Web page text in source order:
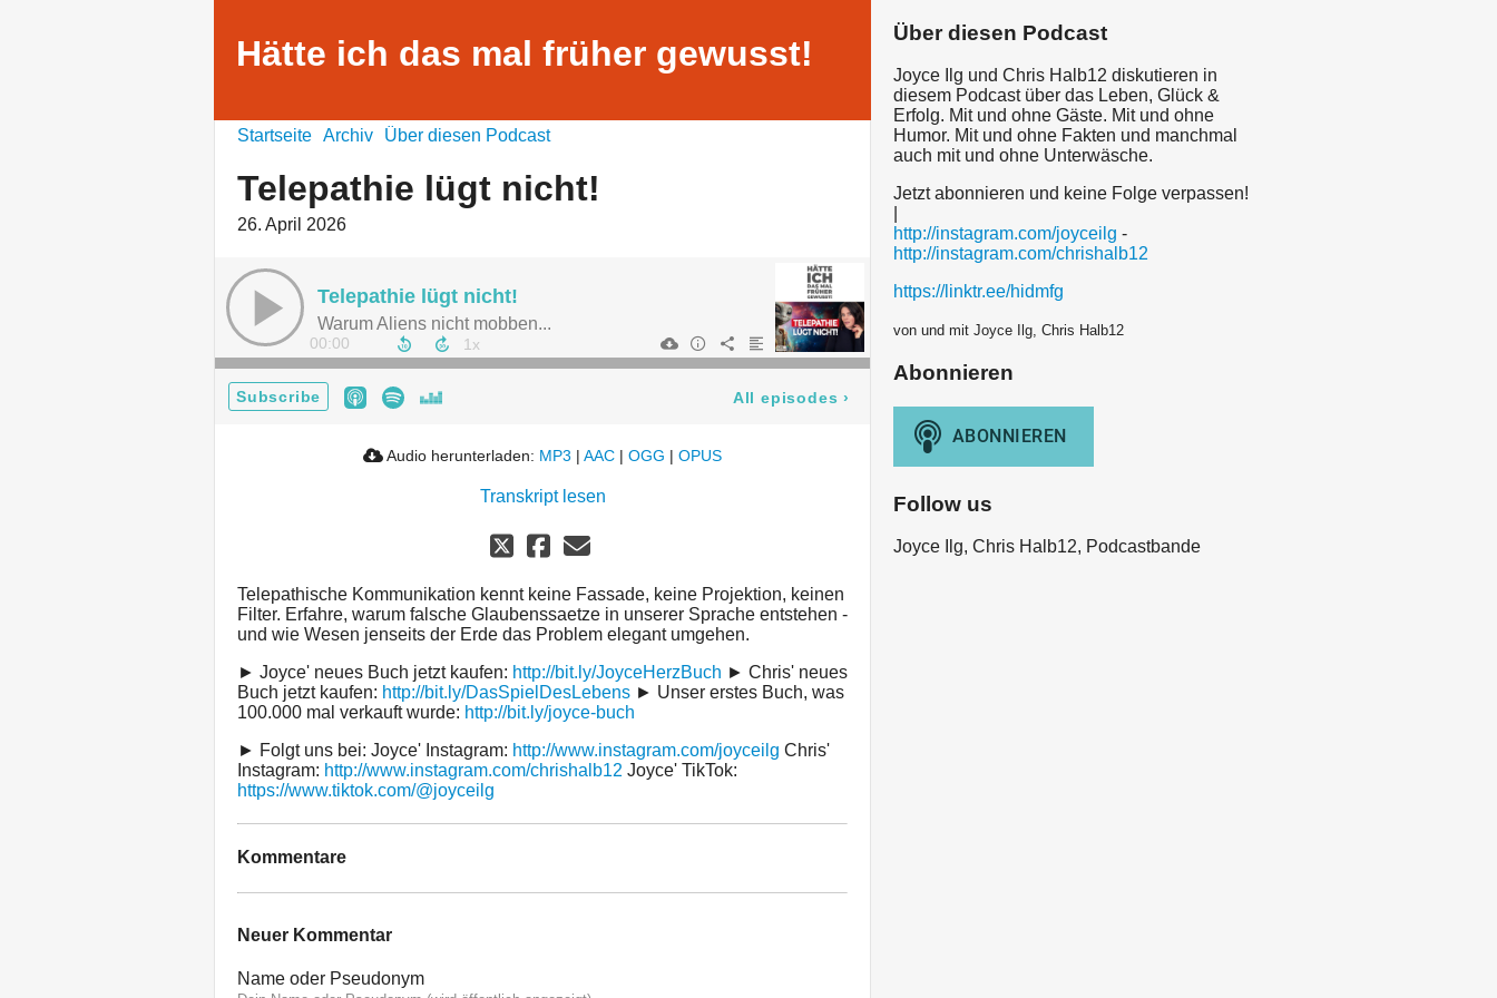
Hätte ich das mal früher gewusst!
Startseite Archiv Über diesen Podcast
Telepathie lügt nicht!
26. April 2026
Telepathie lügt nicht!
Warum Aliens nicht mobben...
00:00
Subscribe All episodes ›
Audio herunterladen: MP3 | AAC | OGG | OPUS
Transkript lesen
Telepathische Kommunikation kennt keine Fassade, keine Projektion, keinen
Filter. Erfahre, warum falsche Glaubenssaetze in unserer Sprache entstehen -
und wie Wesen jenseits der Erde das Problem elegant umgehen.
► Joyce' neues Buch jetzt kaufen: http://bit.ly/JoyceHerzBuch ► Chris' neues
Buch jetzt kaufen: http://bit.ly/DasSpielDesLebens ► Unser erstes Buch, was
100.000 mal verkauft wurde: http://bit.ly/joyce-buch
► Folgt uns bei: Joyce' Instagram: http://www.instagram.com/joyceilg Chris'
Instagram: http://www.instagram.com/chrishalb12 Joyce' TikTok:
https://www.tiktok.com/@joyceilg
Kommentare
Neuer Kommentar
Name oder Pseudonym
Über diesen Podcast
Joyce Ilg und Chris Halb12 diskutieren in
diesem Podcast über das Leben, Glück &
Erfolg. Mit und ohne Gäste. Mit und ohne
Humor. Mit und ohne Fakten und manchmal
auch mit und ohne Unterwäsche.
Jetzt abonnieren und keine Folge verpassen!
http://instagram.com/joyceilg -
http://instagram.com/chrishalb12
https://linktr.ee/hidmfg
von und mit Joyce Ilg, Chris Halb12
Abonnieren
Follow us
Joyce Ilg, Chris Halb12, Podcastbande